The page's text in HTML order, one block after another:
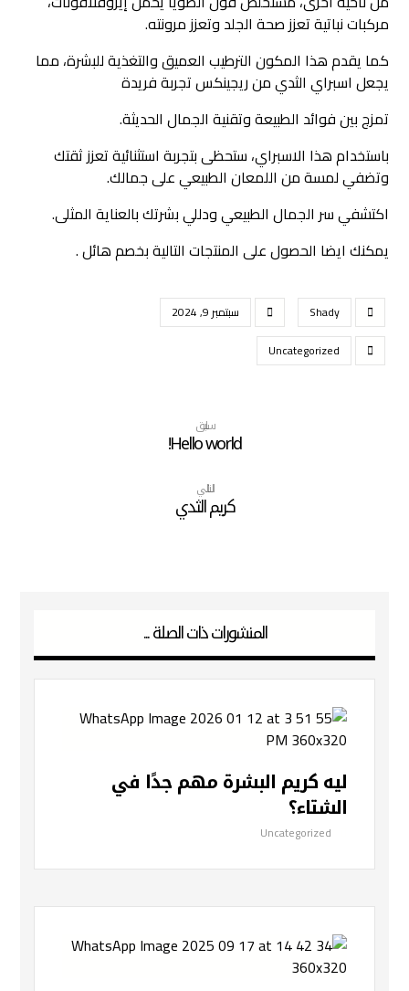
مركبات نباتية تعزز صحة الجلد وتعزز مرونته.
كما يقدم هذا المكون الترطيب العميق والتغذية للبشرة، مما
يجعل اسبراي الثدي من ريجينكس تجربة فريدة
تمزج بين فوائد الطبيعة وتقنية الجمال الحديثة.
باستخدام هذا الاسبراي، ستحظى بتجربة استثنائية تعزز ثقتك
وتضفي لمسة من اللمعان الطبيعي على جمالك.
اكتشفي سر الجمال الطبيعي ودللي بشرتك بالعناية المثلى.
يمكنك ايضا الحصول على المنتجات التالية بخصم هائل .
Shady
سبتمبر 9, 2024
Uncategorized
سابق
Hello world!
التالي
كريم الثدي
المنشورات ذات الصلة ...
ليه كريم البشرة مهم جدًا في
الشتاء؟
Uncategorized